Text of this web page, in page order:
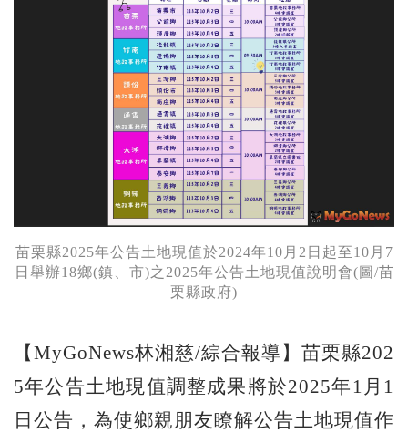
苗栗縣2025年公告土地現值於2024年10月2日起至10月7
日舉辦18鄉(鎮、市)之2025年公告土地現值說明會(圖/苗
栗縣政府)
【MyGoNews林湘慈/綜合報導】苗栗縣202
5年公告土地現值調整成果將於2025年1月1
日公告，為使鄉親朋友瞭解公告土地現值作